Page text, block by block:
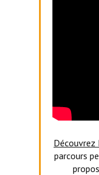
Découvrez
parcours